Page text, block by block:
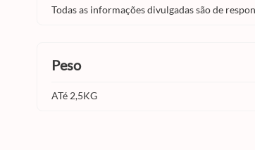
Todas as informações divulgadas são de
peso
ATé 2,5KG